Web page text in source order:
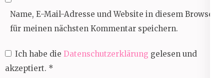
Name, E-Mail-Adresse und Website in diesem Browser
für meinen nächsten Kommentar speichern.
Ich habe die Datenschutzerklärung gelesen und
akzeptiert. *